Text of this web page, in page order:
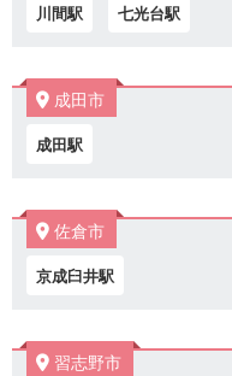
川間駅 七光台駅
成田市
成田駅
佐倉市
京成臼井駅
習志野市